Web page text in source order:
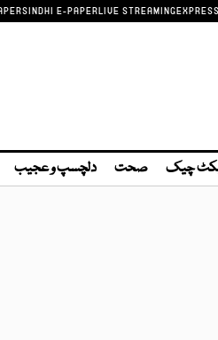
SINDHI E-PAPERLIVE STREAMING
چیک صحت دلچسپ و عجیب